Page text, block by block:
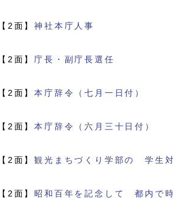
【2面】神社本庁人事
【2面】 庁長・副庁長選任
【2面】本庁辞令（七月一日付）
【2面】本庁辞令（六月三十日付）
【2面】観光まちづくり学部の 学生
【2面】 昭和百年を記念して 都内で